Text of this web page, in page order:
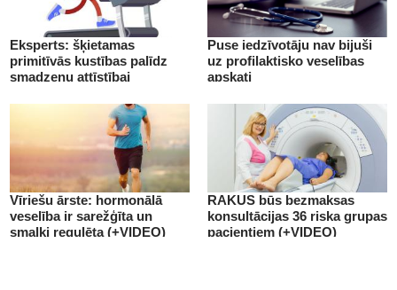
Eksperts: šķietamas
primitīvās kustības palīdz
smadzeņu attīstībai
Puse iedzīvotāju nav bijuši
uz profilaktisko veselības
apskati
Vīriešu ārste: hormonālā
veselība ir sarežģīta un
smalki regulēta (+VIDEO)
RAKUS būs bezmaksas
konsultācijas 36 riska grupas
pacientiem (+VIDEO)